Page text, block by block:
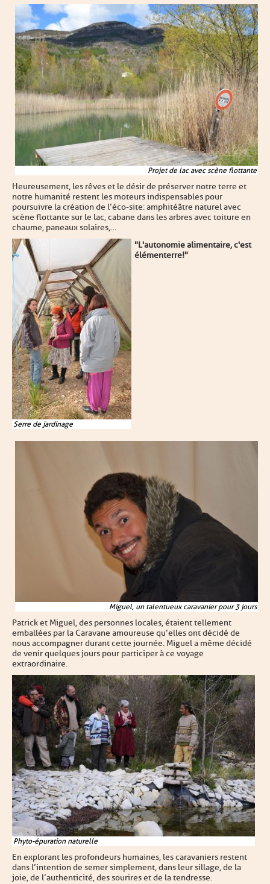
Projet de lac avec scène flottante
Heureusement, les rêves et le désir de préserver notre terre et
notre humanité restent les moteurs indispensables pour
poursuivre la création de l’éco-site : amphitéâtre naturel avec
scène flottante sur le lac, cabane dans les arbres avec toiture en
chaume, paneaux solaires,…
Serre de jardinage
"L'autonomie alimentaire, c'est
élémenterre!"
Miguel, un talentueux caravanier pour 3 jours
Patrick et Miguel, des personnes locales, étaient tellement
emballées par la Caravane amoureuse qu’elles ont décidé de
nous accompagner durant cette journée. Miguel a même décidé
de venir quelques jours pour participer à ce voyage
extraordinaire.
Phyto-épuration naturelle
En explorant les profondeurs humaines, les caravaniers restent
dans l’intention de semer simplement, dans leur sillage, de la
joie, de l’authenticité, des sourires et de la tendresse.